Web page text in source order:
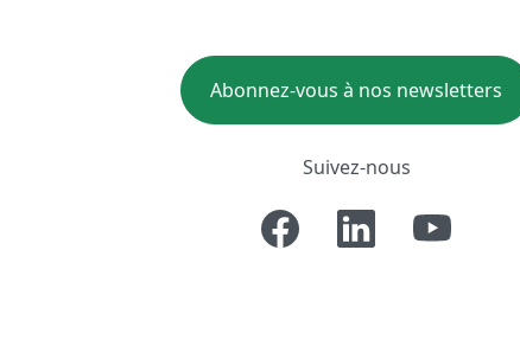
Abonnez-vous à nos newsletters
Suivez-nous